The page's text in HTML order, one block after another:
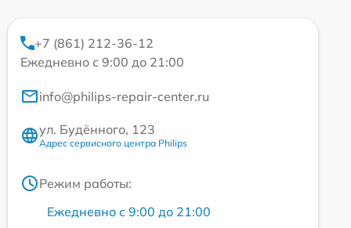
+7 (861) 212-36-12
Ежедневно с 9:00 до 21:00
info@philips-repair-center.ru
ул. Будённого, 123
Адрес сервисного центра Philips
Режим работы:
Ежедневно с 9:00 до 21:00